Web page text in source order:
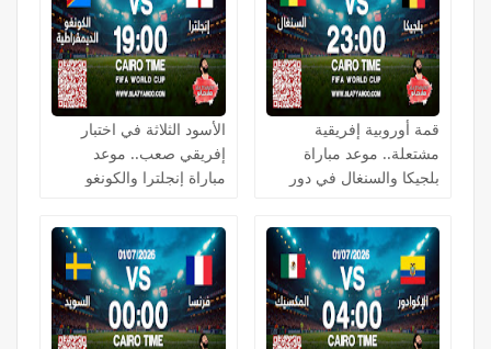
قمة أوروبية إفريقية
مشتعلة.. موعد مباراة
بلجيكا والسنغال في دور
الأسود الثلاثة في اختبار
إفريقي صعب.. موعد
مباراة إنجلترا والكونغو
بكأس العالم 2026